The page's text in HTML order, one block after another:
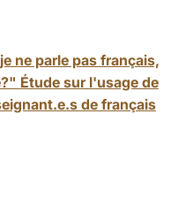
ne parle pas français,
Étude sur l'usage de
de français